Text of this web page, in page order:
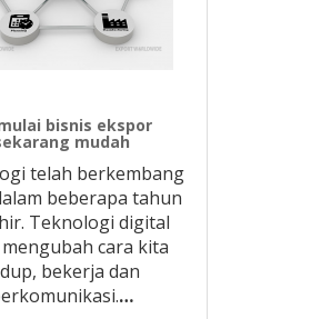
bisnis ekspor
mudah
telah berkembang
beberapa tahun
Teknologi digital
cara kita
bekerja dan
…